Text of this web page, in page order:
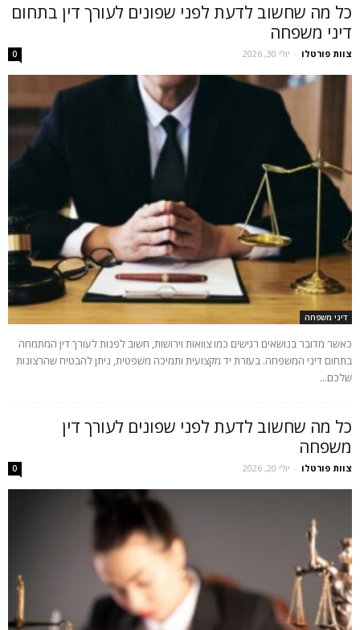
כל מה שחשוב לדעת לפני שפונים לעורך דין בתחום
דיני משפחה
צוות פורטלו - יולי 30, 2026 0
דיני משפחה
כאשר מדובר בנושאים רגישים כמו צוואות וירושות, חשוב לפנות לעורך דין המתמחה
בתחום דיני המשפחה. בעזרת יד מקצועית ותמיכה משפטית, ניתן להבטיח שהרצונות
שלכם...
כל מה שחשוב לדעת לפני שפונים לעורך דין
משפחה
צוות פורטלו - יולי 20, 2026 0